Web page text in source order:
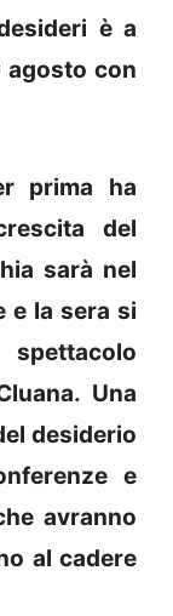
è a
agosto con
prima ha
del
sarà nel
e la sera si
Una
desiderio
e
avranno
al cadere